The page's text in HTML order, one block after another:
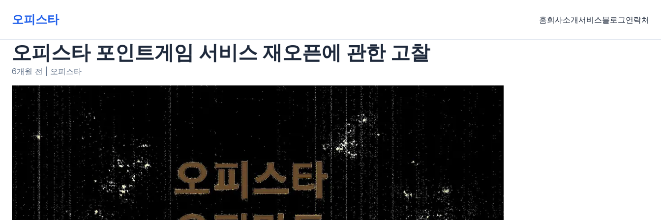
오피스타 홈회사소개서비스블로그연락처
오피스타 포인트게임 서비스 재오픈에 관한 고찰
6개월 전 오피스타